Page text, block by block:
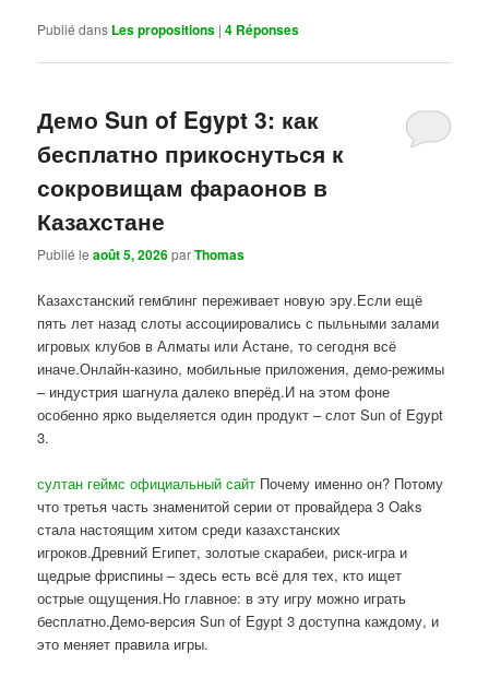
Publié dans Les propositions |4 Réponses
Демо Sun of Egypt 3: как
бесплатно прикоснуться к
сокровищам фараонов в
Казахстане
Publié leaoût 5, 2026parThomas
Казахстанский гемблинг переживает новую эру.Если ещё
пять лет назад слоты ассоциировались с пыльными залами
игровых клубов в Алматы или Астане, то сегодня всё
иначе.Онлайн-казино, мобильные приложения, демо-режимы
– индустрия шагнула далеко вперёд.И на этом фоне
особенно ярко выделяется один продукт – слот Sun of Egypt
3.
султан геймс официальный сайт Почему именно он? Потому
что третья часть знаменитой серии от провайдера 3 Oaks
стала настоящим хитом среди казахстанских
игроков.Древний Египет, золотые скарабеи, риск-игра и
щедрые фриспины – здесь есть всё для тех, кто ищет
острые ощущения.Но главное: в эту игру можно играть
бесплатно.Демо-версия Sun of Egypt 3 доступна каждому, и
это меняет правила игры.